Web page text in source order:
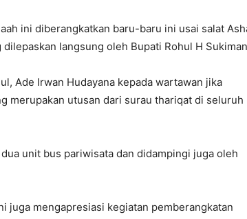
ini diberangkatkan baru-baru ini usai salat
langsung oleh Bupati Rohul H
Ade Irwan Hudayana kepada wartawan jika
merupakan utusan dari surau thariqat di seluruh
unit bus pariwisata dan didampingi juga oleh
juga mengapresiasi kegiatan pemberangkatan